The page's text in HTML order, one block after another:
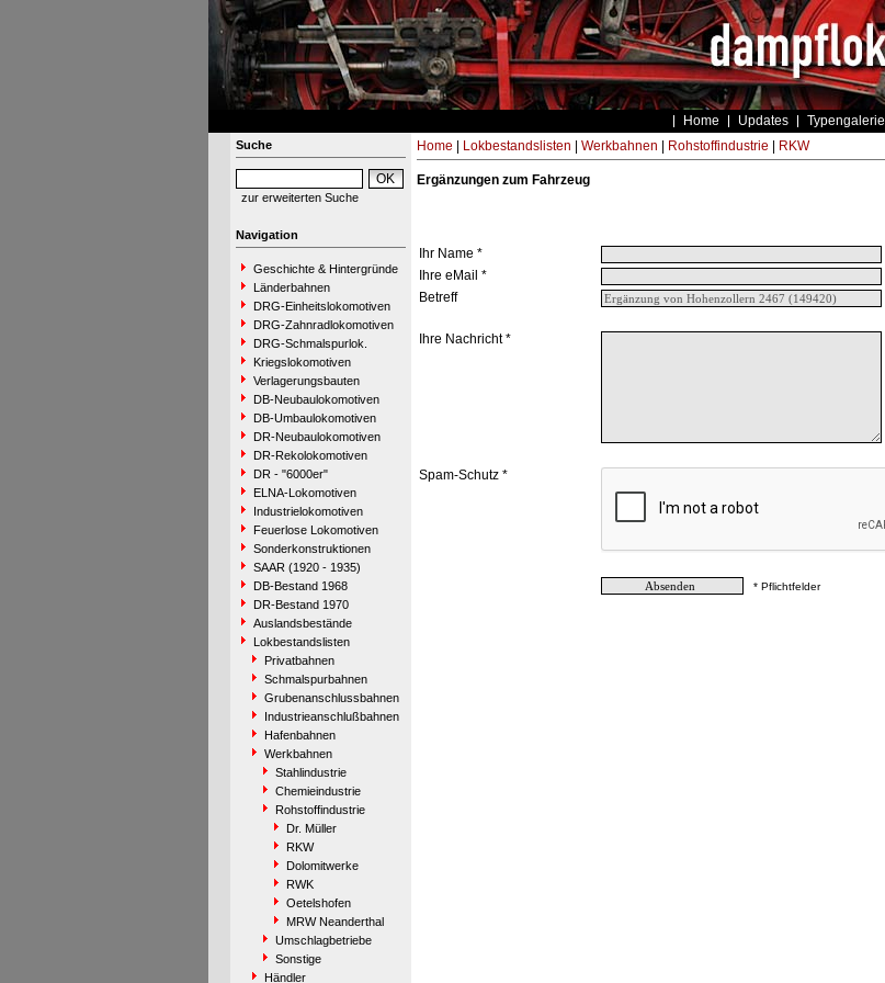
Home Updates Typengalerie
Suche
zur erweiterten Suche
Navigation
Geschichte & Hintergründe
Länderbahnen
DRG-Einheitslokomotiven
DRG-Zahnradlokomotiven
DRG-Schmalspurlok.
Kriegslokomotiven
Verlagerungsbauten
DB-Neubaulokomotiven
DB-Umbaulokomotiven
DR-Neubaulokomotiven
DR-Rekolokomotiven
DR - "6000er"
ELNA-Lokomotiven
Industrielokomotiven
Feuerlose Lokomotiven
Sonderkonstruktionen
SAAR (1920 - 1935)
DB-Bestand 1968
DR-Bestand 1970
Auslandsbestände
Lokbestandslisten
Privatbahnen
Schmalspurbahnen
Grubenanschlussbahnen
Industrieanschlußbahnen
Hafenbahnen
Werkbahnen
Stahlindustrie
Chemieindustrie
Rohstoffindustrie
Dr. Müller
RKW
Dolomitwerke
RWK
Oetelshofen
MRW Neanderthal
Umschlagbetriebe
Sonstige
Händler
Home Lokbestandslisten Werkbahnen Rohstoffindustrie RKW
Ergänzungen zum Fahrzeug
Ihr Name *
Ihre eMail *
Betreff
Ihre Nachricht *
Spam-Schutz *
* Pflichtfelder